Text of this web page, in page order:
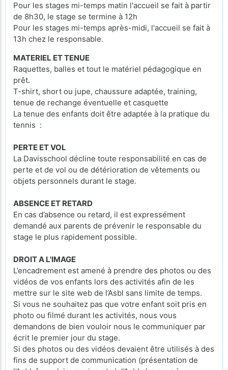
Pour les stages mi-temps matin l'accueil se fait à partir
de 8h30, le stage se termine à 12h
Pour les stages mi-temps après-midi, l'accueil se fait à
13h chez le responsable.
MATERIEL ET TENUE
Raquettes, balles et tout le matériel pédagogique en
prêt.
T-shirt, short ou jupe, chaussure adaptée, training,
tenue de rechange éventuelle et casquette
La tenue des enfants doit être adaptée à la pratique du
tennis :
PERTE ET VOL
La Davisschool décline toute responsabilité en cas de
perte et de vol ou de détérioration de vêtements ou
objets personnels durant le stage.
ABSENCE ET RETARD
En cas d’absence ou retard, il est expressément
demandé aux parents de prévenir le responsable du
stage le plus rapidement possible.
DROIT A L'IMAGE
L’encadrement est amené à prendre des photos ou des
vidéos de vos enfants lors des activités afin de les
mettre sur le site web de l’Asbl sans limite de temps.
Si vous ne souhaitez pas que votre enfant soit pris en
photo ou filmé durant les activités, nous vous
demandons de bien vouloir nous le communiquer par
écrit le premier jour du stage.
Si des photos ou des vidéos devaient être utilisés à des
fins de support de communication (présentation de